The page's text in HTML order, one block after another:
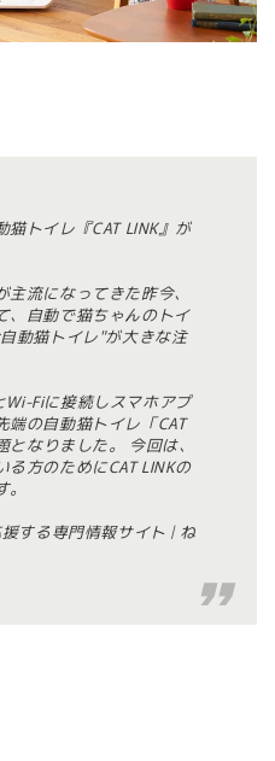
トイレ『CAT LINK』が
流になってきた昨今、
、自動で猫ちゃんのトイ
動猫トイレ"が大きな注
Fiに接続しスマホアプ
端の自動猫トイレ「CAT
なりました。 今回は、
方のためにCAT LINKの
する専門情報サイト | ね